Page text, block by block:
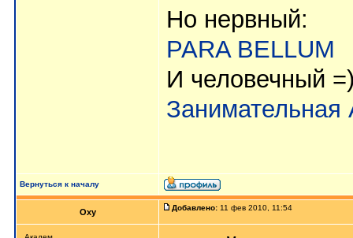
Но нервный:
PARA BELLUM
И человечный
Занимательная
Вернуться к началу
Oxy Добавлено: 11 фев 2010, 11:54